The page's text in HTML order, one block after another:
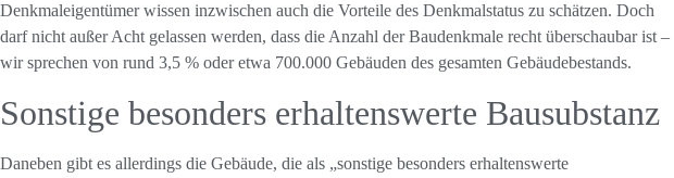
Denkmaleigentümer wissen inzwischen auch die Vorteile des Denkmalstatus zu schätzen. Doch
darf nicht außer Acht gelassen werden, dass die Anzahl der Baudenkmale recht überschaubar ist –
wir sprechen von rund 3,5 % oder etwa 700.000 Gebäuden des gesamten Gebäudebestands.
Sonstige besonders erhaltenswerte Bausubstanz
Daneben gibt es allerdings die Gebäude, die als „sonstige besonders erhaltenswerte